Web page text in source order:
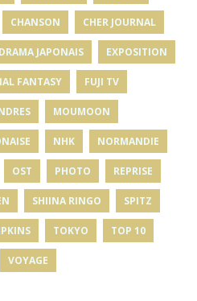
CHANSON CHER JOURNAL
DRAMA JAPONAIS EXPOSITION
FANTASY FUJI TV
MOUMOON
NHK NORMANDIE
OST PHOTO REPRISE
SHIINA RINGO SPITZ
TOKYO TOP 10
VOYAGE